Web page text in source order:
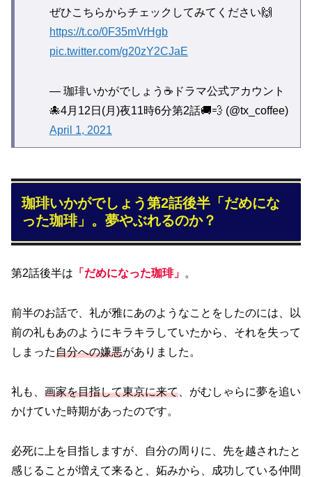
ぜひこちらからチェックしてみてください🙌
https://t.co/0F35mVrHgb
pic.twitter.com/g20zY2CJaE
— 珈琲いかがでしょう☕️ドラマ公式アカウント
🐙4月12日(月)夜11時6分第2話🚚💨 (@tx_coffee)
April 1, 2021
珈琲いかがでしょう第2話後半「だめにな
った珈琲」。夢やぶれるのか？
第2話後半は 「だめになった珈琲」 。
前半のお話で、礼が雅にあのようなことをしたのには、以
前の礼もあのようにキラキラしていたから、それを失って
しまった自分への嫌悪がありました。
礼も、 画家を目指して東京に来て 、がむしゃらに夢を追い
かけていた時期があったのです。
必死に上を目指しますが、自分の周りに、先を越されたと
感じることが増えて来ると、妬みから、成功している仲間